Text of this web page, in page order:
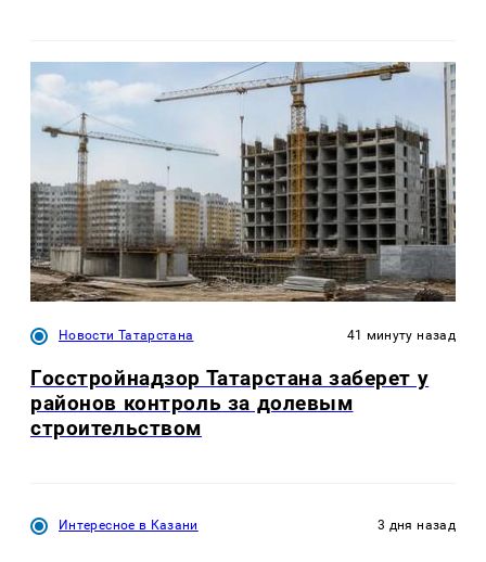
Новости Татарстана 41 минуту назад
Госстройнадзор Татарстана заберет у
районов контроль за долевым
строительством
Интересное в Казани 3 дня назад